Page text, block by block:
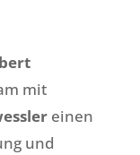
mit
einen
und